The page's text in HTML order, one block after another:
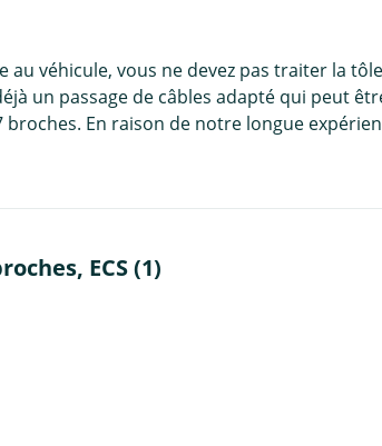
véhicule, vous ne devez pas traiter la
un passage de câbles adapté qui peut
En raison de notre longue
ECS (1)